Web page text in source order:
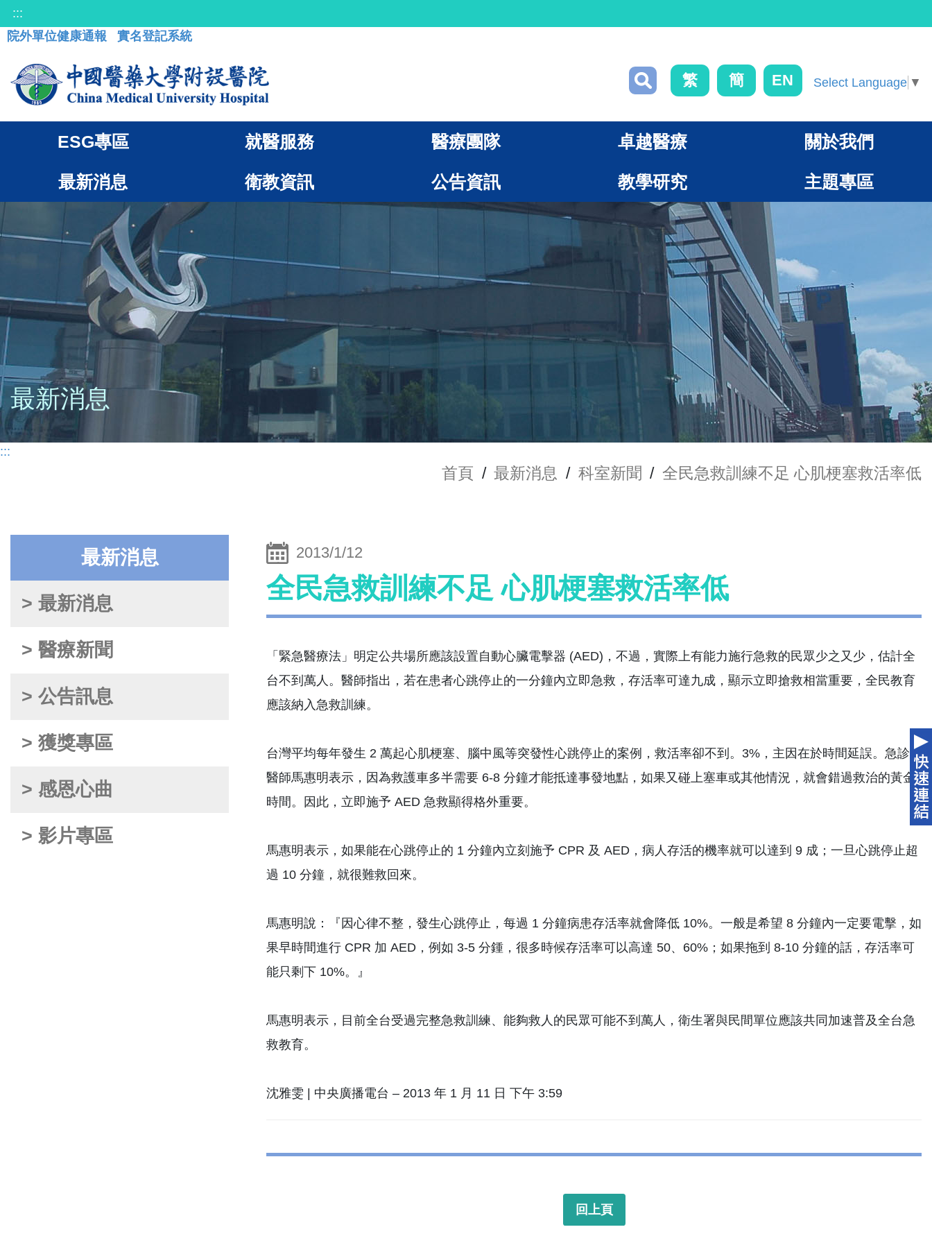
:::
院外單位健康通報
實名登記系統
繁 簡 EN Select Language ▼
ESG專區 就醫服務 醫療團隊 卓越醫療 關於我們
最新消息 衛教資訊 公告資訊 教學研究 主題專區
最新消息
:::
首頁 / 最新消息 / 科室新聞 / 全民急救訓練不足 心肌梗塞救活率低
最新消息
> 最新消息
> 醫療新聞
> 公告訊息
> 獲獎專區
> 感恩心曲
> 影片專區
2013/1/12
全民急救訓練不足 心肌梗塞救活率低
「緊急醫療法」明定公共場所應該設置自動心臟電擊器 (AED)，不過，實際上有能力施行急救的民眾少之又少，估計全
台不到萬人。醫師指出，若在患者心跳停止的一分鐘內立即急救，存活率可達九成，顯示立即搶救相當重要，全民教育
應該納入急救訓練。
台灣平均每年發生 2 萬起心肌梗塞、腦中風等突發性心跳停止的案例，救活率卻不到。3%，主因在於時間延誤。急診
醫師馬惠明表示，因為救護車多半需要 6-8 分鐘才能抵達事發地點，如果又碰上塞車或其他情況，就會錯過救治的黃金
時間。因此，立即施予 AED 急救顯得格外重要。
馬惠明表示，如果能在心跳停止的 1 分鐘內立刻施予 CPR 及 AED，病人存活的機率就可以達到 9 成；一旦心跳停止超
過 10 分鐘，就很難救回來。
馬惠明說：『因心律不整，發生心跳停止，每過 1 分鐘病患存活率就會降低 10%。一般是希望 8 分鐘內一定要電擊，如
果早時間進行 CPR 加 AED，例如 3-5 分鍾，很多時候存活率可以高達 50、60%；如果拖到 8-10 分鐘的話，存活率可
能只剩下 10%。』
馬惠明表示，目前全台受過完整急救訓練、能夠救人的民眾可能不到萬人，衛生署與民間單位應該共同加速普及全台急
救教育。
沈雅雯 | 中央廣播電台 – 2013 年 1 月 11 日 下午 3:59
回上頁